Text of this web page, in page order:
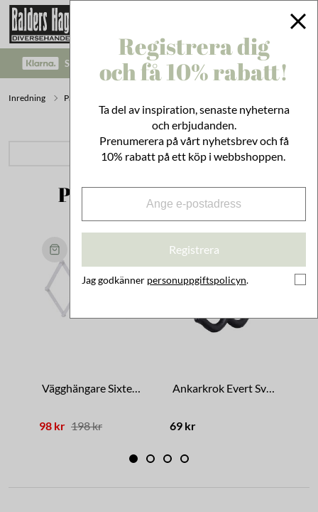
SÄKRA BETALNINGAR MED KLARNA CHECKOUT!
Inredning På Väggen
PRODUKTKATEGORIER
Populärt inom Krokar
98 kr 198 kr 69 kr
Registrera dig
och få 10% rabatt!
Ta del av inspiration, senaste nyheterna
och erbjudanden.
Prenumerera på vårt nyhetsbrev och få
10% rabatt på ett köp i webbshoppen.
Registrera
Jag godkänner personuppgiftspolicyn.